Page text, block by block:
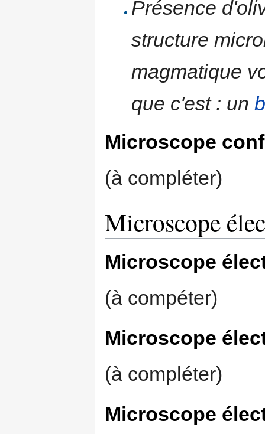
Présence
structure
magmatique
que c'est : un
Microscope
(à compléter)
Microscope
Microscope
(à compéter)
Microscope
(à compléter)
Microscope